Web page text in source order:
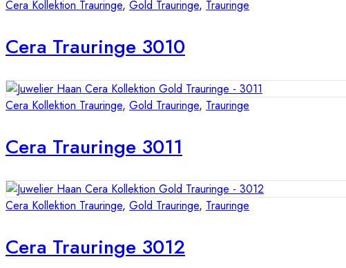
Cera Kollektion Trauringe, Gold Trauringe, Trauringe
Cera Trauringe 3010
Cera Kollektion Trauringe, Gold Trauringe, Trauringe
Cera Trauringe 3011
Cera Kollektion Trauringe, Gold Trauringe, Trauringe
Cera Trauringe 3012